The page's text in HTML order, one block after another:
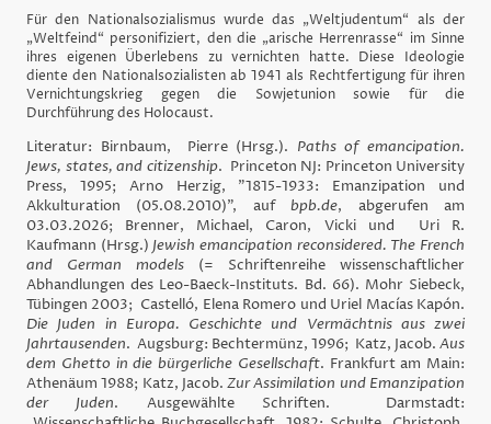
Für den Nationalsozialismus wurde das „Weltjudentum“ als der
„Weltfeind“ personifiziert, den die „arische Herrenrasse“ im Sinne
ihres eigenen Überlebens zu vernichten hatte. Diese Ideologie
diente den Nationalsozialisten ab 1941 als Rechtfertigung für ihren
Vernichtungskrieg gegen die Sowjetunion sowie für die
Durchführung des Holocaust.
Literatur: Birnbaum, Pierre (Hrsg.). Paths of emancipation.
Jews, states, and citizenship. Princeton NJ: Princeton University
Press, 1995; Arno Herzig, "1815-1933: Emanzipation und
Akkulturation (05.08.2010)", aufbpb.de, abgerufen am
03.03.2026; Brenner, Michael, Caron, Vicki und Uri R.
Kaufmann (Hrsg.) Jewish emancipation reconsidered. The French
and German models (= Schriftenreihe wissenschaftlicher
Abhandlungen des Leo-Baeck-Instituts. Bd. 66). Mohr Siebeck,
Tübingen 2003; Castelló, Elena Romero und Uriel Macías Kapón.
Die Juden in Europa. Geschichte und Vermächtnis aus zwei
Jahrtausenden. Augsburg: Bechtermünz, 1996; Katz, Jacob. Aus
dem Ghetto in die bürgerliche Gesellschaft. Frankfurt am Main:
Athenäum 1988; Katz, Jacob. Zur Assimilation und Emanzipation
der Juden. Ausgewählte Schriften. Darmstadt: